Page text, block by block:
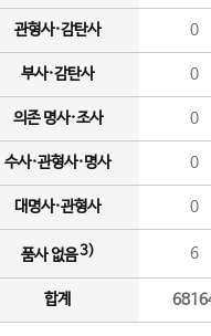
관형사·감탄사 0
부사·감탄사 0
의존 명사·조사 0
수사·관형사·명사 0
대명사·관형사 0
품사 없음3) 6
합계